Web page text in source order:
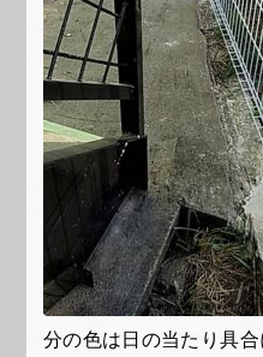
分の色は日の当たり具